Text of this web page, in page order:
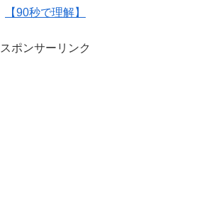
【90秒で理解】
スポンサーリンク